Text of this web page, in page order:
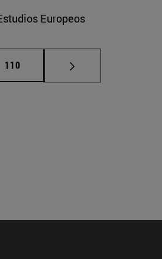
Europeos
Use TAB para desplazarse.
Página
110